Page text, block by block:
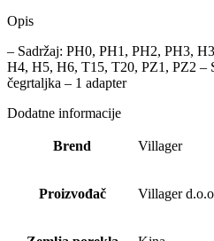
Opis
– Sadržaj: PH0, PH1, PH2, PH3,
H4, H5, H6, T15, T20, PZ1, PZ2 –
čegrtaljka – 1 adapter
Dodatne informacije
Brend Villager
Proizvođač Villager